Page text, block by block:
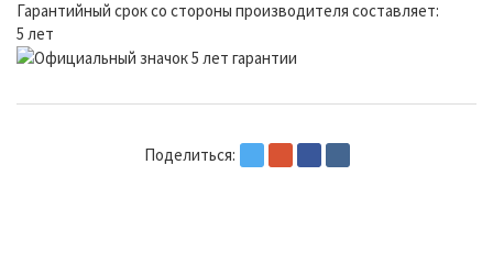
Гарантийный срок со стороны производителя составляет:
5 лет
Поделиться: